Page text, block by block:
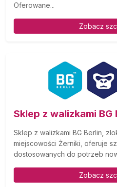
Oferowane...
Zobacz
Sklep z walizkami BG
Sklep z walizkami BG Berlin,
miejscowości Żerniki, oferuje
dostosowanych do potrzeb
Zobacz